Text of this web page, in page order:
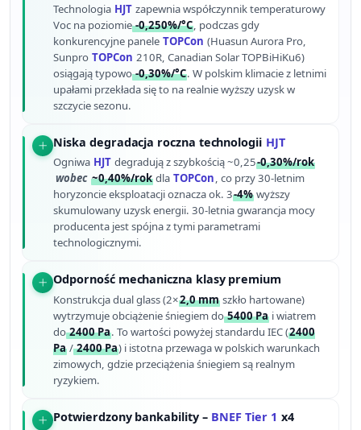
Technologia HJT zapewnia współczynnik temperaturowy
Voc na poziomie-0,250%/°C, podczas gdy
konkurencyjne panele TOPCon (Huasun Aurora Pro,
Sunpro TOPCon 210R, Canadian Solar TOPBiHiKu6)
osiągają typowo-0,30%/°C. W polskim klimacie z letnimi
upałami przekłada się to na realnie wyższy uzysk w
szczycie sezonu.
Niska degradacja roczna technologii HJT
Ogniwa HJT degradują z szybkością ~0,25-0,30%/rok
wobec ~0,40%/rok dla TOPCon, co przy 30-letnim
horyzoncie eksploatacji oznacza ok. 3-4% wyższy
skumulowany uzysk energii. 30-letnia gwarancja mocy
producenta jest spójna z tymi parametrami
technologicznymi.
Odporność mechaniczna klasy premium
Konstrukcja dual glass (2×2,0 mm szkło hartowane)
wytrzymuje obciążenie śniegiem do5400 Pa i wiatrem
do2400 Pa. To wartości powyżej standardu IEC (2400
Pa /2400 Pa) i istotna przewaga w polskich warunkach
zimowych, gdzie przeciążenia śniegiem są realnym
ryzykiem.
Potwierdzony bankability – BNEF Tier 1 x4